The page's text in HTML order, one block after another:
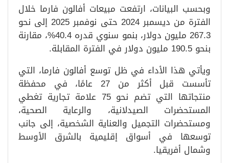
وبحسب البيانات، ارتفعت مبيعات أفالون فارما خلال
الفترة من ديسمبر 2024 حتى نوفمبر 2025 إلى نحو
267.3 مليون دولار، بنمو سنوي قدره 40.4%، مقارنة
بنحو 190.5 مليون دولار في الفترة المقابلة.
ويأتي هذا الأداء في ظل توسع أفالون فارما، التي
تأسست قبل أكثر من 27 عامًا، في محفظة
منتجاتها التي تضم نحو 75 علامة تجارية تغطي
المستحضرات الصيدلانية، والرعاية الصحية،
ومستحضرات التجميل والعناية الشخصية، إلى جانب
توسعها في أسواق إقليمية بالشرق الأوسط
وشمال أفريقيا.